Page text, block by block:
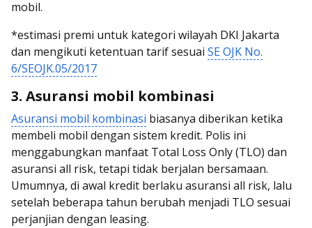
mobil.
*estimasi premi untuk kategori wilayah DKI Jakarta
dan mengikuti ketentuan tarif sesuai SE OJK No.
6/SEOJK.05/2017
3. Asuransi mobil kombinasi
Asuransi mobil kombinasi biasanya diberikan ketika
membeli mobil dengan sistem kredit. Polis ini
menggabungkan manfaat Total Loss Only (TLO) dan
asuransi all risk, tetapi tidak berjalan bersamaan.
Umumnya, di awal kredit berlaku asuransi all risk, lalu
setelah beberapa tahun berubah menjadi TLO sesuai
perjanjian dengan leasing.